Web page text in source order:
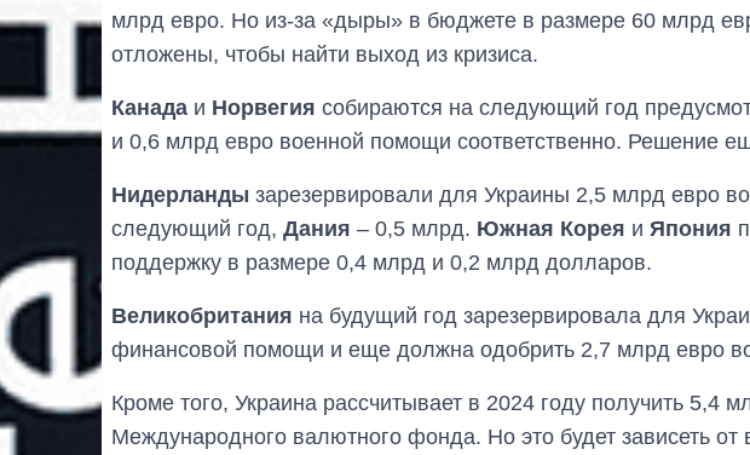
млрд евро. Но из-за «дыры» в бюджете в размере 60 млрд
отложены, чтобы найти выход из кризиса.
Канада и Норвегия собираются на следующий год
и 0,6 млрд евро военной помощи соответственно. Решение
Нидерланды зарезервировали для Украины 2,5 млрд евро
следующий год, Дания – 0,5 млрд. Южная Корея и Япония
поддержку в размере 0,4 млрд и 0,2 млрд долларов.
Великобритания на будущий год зарезервировала для
финансовой помощи и еще должна одобрить 2,7 млрд евро
Кроме того, Украина рассчитывает в 2024 году получить 5,4
Международного валютного фонда. Но это будет зависеть от